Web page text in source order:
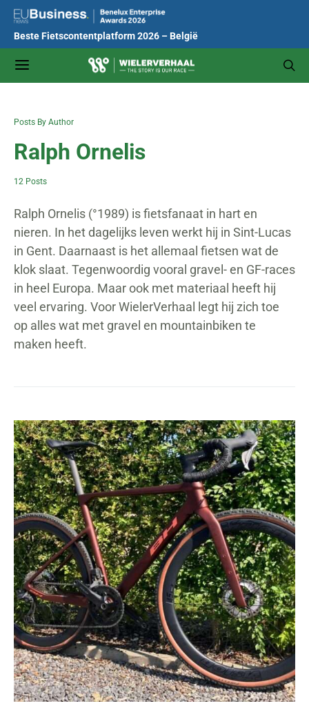
Beste Fietscontentplatform 2026 – België
Posts By Author
Ralph Ornelis
12 Posts
Ralph Ornelis (°1989) is fietsfanaat in hart en
nieren. In het dagelijks leven werkt hij in Sint-Lucas
in Gent. Daarnaast is het allemaal fietsen wat de
klok slaat. Tegenwoordig vooral gravel- en GF-races
in heel Europa. Maar ook met materiaal heeft hij
veel ervaring. Voor WielerVerhaal legt hij zich toe
op alles wat met gravel en mountainbiken te
maken heeft.